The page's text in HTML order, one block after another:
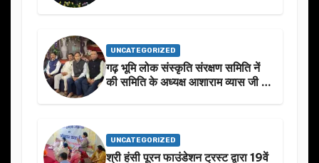
UNCATEGORIZED
गढ़ भूमि लोक संस्कृति संरक्षण समिति नें
की समिति के अध्यक्ष आशाराम व्यास जी के
UNCATEGORIZED
श्री हंसी पूरन फाउंडेशन ट्रस्ट द्वारा 19वें